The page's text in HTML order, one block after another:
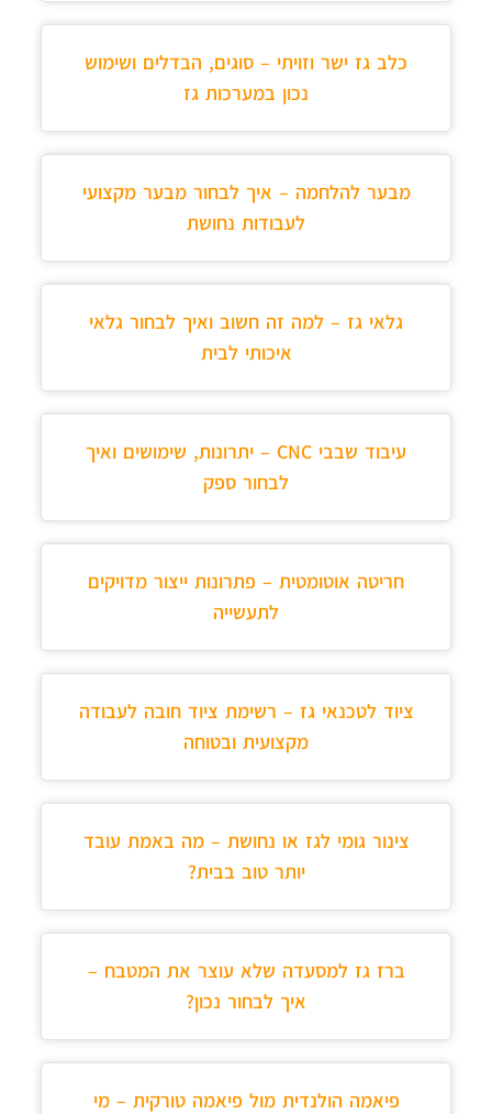
כלב גז ישר וזויתי – סוגים, הבדלים ושימוש
נכון במערכות גז
מבער להלחמה – איך לבחור מבער מקצועי
לעבודות נחושת
גלאי גז – למה זה חשוב ואיך לבחור גלאי
איכותי לבית
עיבוד שבבי CNC – יתרונות, שימושים ואיך
לבחור ספק
חריטה אוטומטית – פתרונות ייצור מדויקים
לתעשייה
ציוד לטכנאי גז – רשימת ציוד חובה לעבודה
מקצועית ובטוחה
צינור גומי לגז או נחושת – מה באמת עובד
יותר טוב בבית?
ברז גז למסעדה שלא עוצר את המטבח –
איך לבחור נכון?
פיאמה הולנדית מול פיאמה טורקית – מי